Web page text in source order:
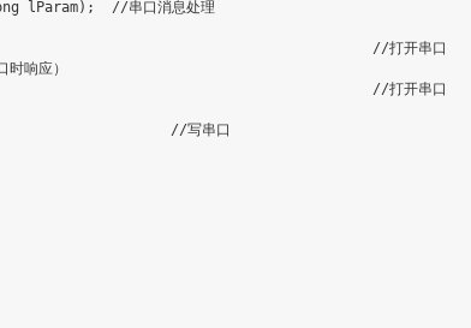
lParam) ;
//串口消息处理
//打开串口
响应）
//打开串口
//写串口